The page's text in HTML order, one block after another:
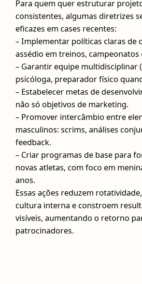
Para quem quer estruturar
consistentes, algumas diretrizes
eficazes em cases recentes:
– Implementar políticas claras de
assédio em treinos, campeonatos
– Garantir equipe multidisciplinar
psicóloga, preparador físico
– Estabelecer metas de
não só objetivos de marketing.
– Promover intercâmbio entre
masculinos: scrims, análises
feedback.
– Criar programas de base para
novas atletas, com foco em
anos.
Essas ações reduzem
cultura interna e constroem
visíveis, aumentando o retorno
patrocinadores.